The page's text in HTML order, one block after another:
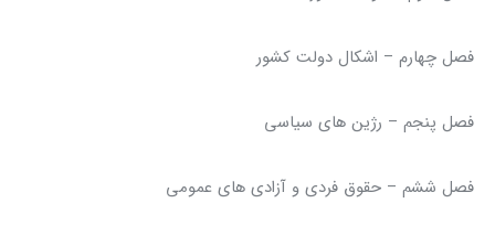
فصل چهارم – اشکال دولت کشور
فصل پنجم – رژین های سیاسی
فصل ششم – حقوق فردی و آزادی های عمومی